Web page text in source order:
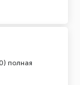
полная